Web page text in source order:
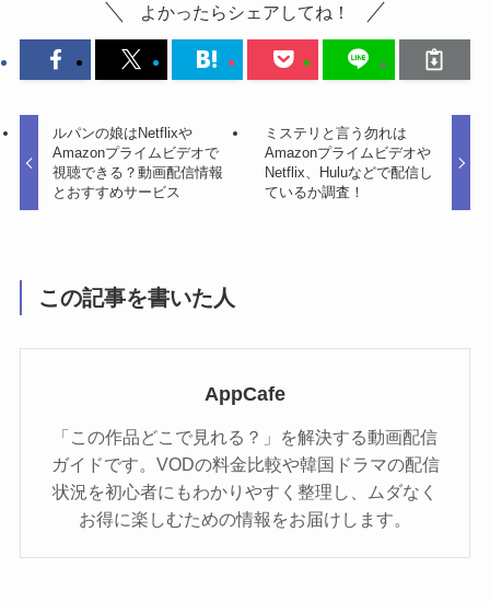
よかったらシェアしてね！
ルパンの娘はNetflixや
Amazonプライムビデオで
視聴できる？動画配信情報
とおすすめサービス
ミステリと言う勿れは
Amazonプライムビデオや
Netflix、Huluなどで配信し
ているか調査！
この記事を書いた人
AppCafe
「この作品どこで見れる？」を解決する動画配信
ガイドです。VODの料金比較や韓国ドラマの配信
状況を初心者にもわかりやすく整理し、ムダなく
お得に楽しむための情報をお届けします。